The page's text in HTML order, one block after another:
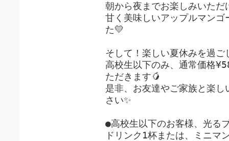
朝から夜までお楽しみいただ
甘く美味しいアップルマン
た💛
そして！楽しい夏休みを過ご
高校生以下のみ、通常価格
ただきます🥭
是非、お友達やご家族と楽
さい✨
●高校生以下のお客様、光る
ドリンク1杯または、ミニマ